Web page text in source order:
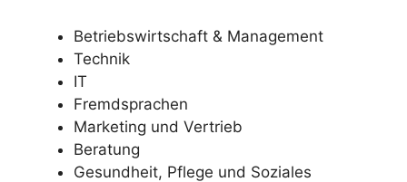
Betriebswirtschaft & Management
Technik
IT
Fremdsprachen
Marketing und Vertrieb
Beratung
Gesundheit, Pflege und Soziales